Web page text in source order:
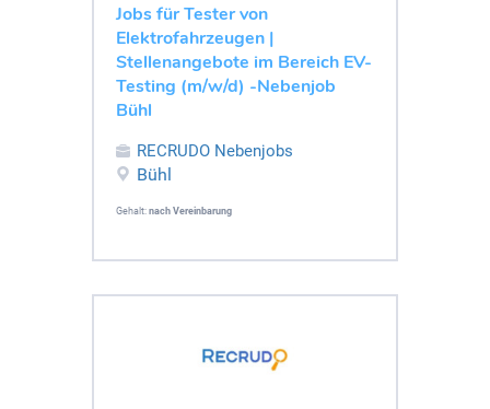
Jobs für Tester von
Elektrofahrzeugen |
Stellenangebote im Bereich EV-
Testing (m/w/d) -Nebenjob
Bühl
RECRUDO Nebenjobs
Bühl
Gehalt: nach Vereinbarung